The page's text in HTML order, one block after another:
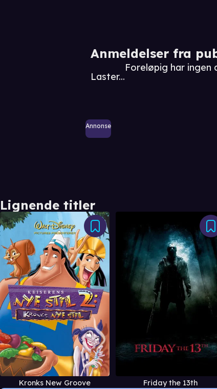
Anmeldelser fra
Laster...
Foreløpig har ingen
Annonse
Lignende titler
Kronks New Groove Friday the 13th